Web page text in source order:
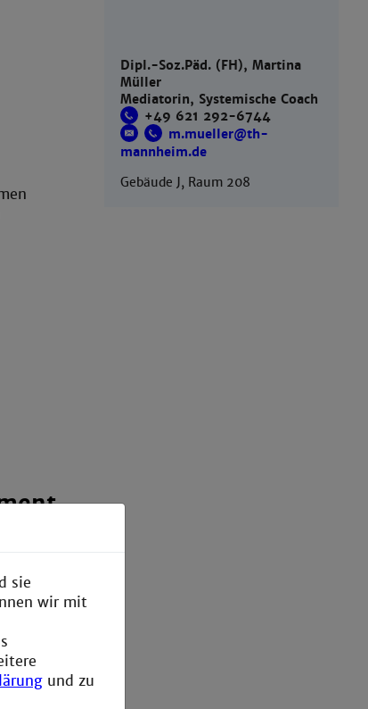
Dipl.-Soz.Päd. (FH), Martina
Müller
Mediatorin, Systemische Coach
+49 621 292-6744
m.mueller@th-
mannheim.de
Gebäude J, Raum 208
sie
wir mit
und zu